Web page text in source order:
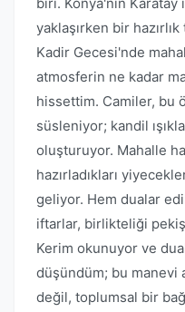
yaklaşırken bir hazırlık
Kadir Gecesi'nde
atmosferin ne kadar
hissettim. Camiler, bu
süsleniyor; kandil
oluşturuyor. Mahalle
hazırladıkları
geliyor. Hem dualar
iftarlar, birlikteliği
Kerim okunuyor ve
düşündüm; bu manevi
değil, toplumsal bir